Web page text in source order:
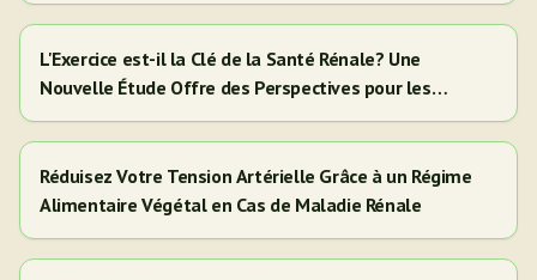
L'Exercice est-il la Clé de la Santé Rénale? Une
Nouvelle Étude Offre des Perspectives pour les
Adultes Hispaniques/Latinos
Réduisez Votre Tension Artérielle Grâce à un Régime
Alimentaire Végétal en Cas de Maladie Rénale